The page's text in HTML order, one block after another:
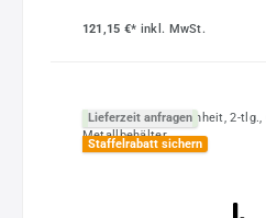
121,15 €* inkl. MwSt.
Lieferzeit anfragen
Staffelrabatt sichern